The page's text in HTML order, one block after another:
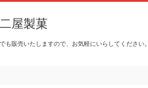
屋製菓
も販売いたしますので、お気軽にいらしてください。